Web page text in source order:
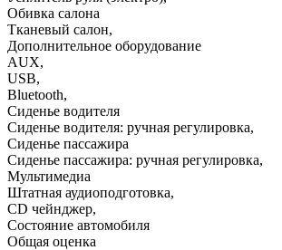
Обивка салона
Тканевый салон,
Дополнительное оборудование
AUX,
USB,
Bluetooth,
Сиденье водителя
Сиденье водителя: ручная регулировка,
Сиденье пассажира
Сиденье пассажира: ручная регулировка,
Мультимедиа
Штатная аудиоподготовка,
CD чейнджер,
Состояние автомобиля
Общая оценка